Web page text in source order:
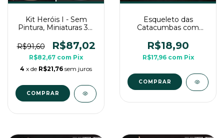
Kit Heróis I - Sem
Pintura, Miniaturas 3D
Mesa
R$91,60 R$87,02
R$82,67 com Pix
4 x de R$21,76 sem juros
COMPRAR
Esqueleto das
Catacumbas com
Miniatura 3D Médio
Para RPG de Mesa
R$18,90
R$17,96 com Pix
COMPRAR